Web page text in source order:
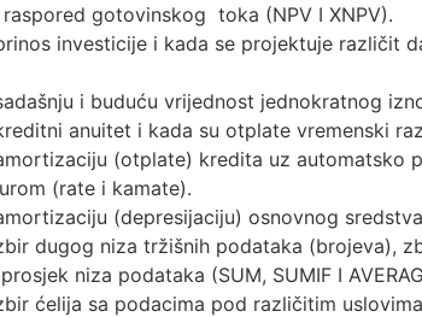
gotovinskog toka (NPV I XNPV).
investicije i kada se projektuje različit
i buduću vrijednost jednokratnog
anuitet i kada su otplate vremenski
(otplate) kredita uz automatsko
(rate i kamate).
(depresijaciju) osnovnog
dugog niza tržišnih podataka (brojeva),
niza podataka (SUM, SUMIF I
ćelija sa podacima pod različitim uslovima